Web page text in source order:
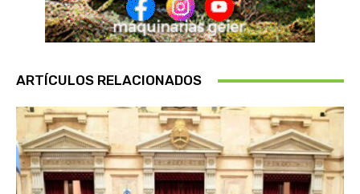
ARTÍCULOS RELACIONADOS